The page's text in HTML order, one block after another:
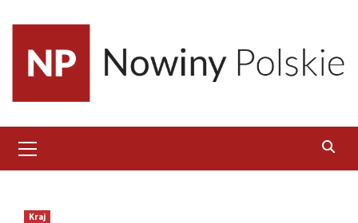
content
Menu
Kraj